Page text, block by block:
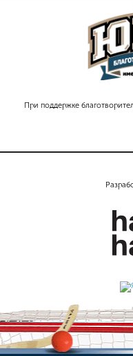
При поддержке